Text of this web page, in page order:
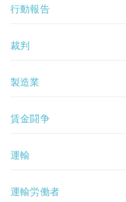
行動報告
裁判
製造業
賃金闘争
運輸
運輸労働者